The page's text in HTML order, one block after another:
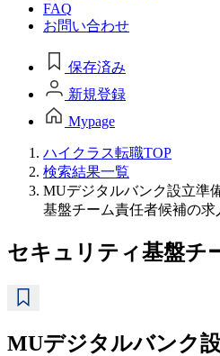
FAQ
お問い合わせ
保存済み
新規登録
Mypage
ハイクラス転職TOP
検索結果一覧
MUデジタルバンク設立準
基盤チーム責任者候補の求
セキュリティ基盤チ
MUデジタルバンク